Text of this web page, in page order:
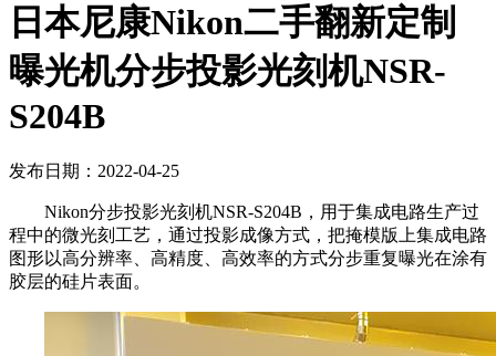
日本尼康Nikon二手翻新定制
曝光机分步投影光刻机NSR-
S204B
发布日期：2022-04-25
Nikon分步投影光刻机NSR-S204B，用于集成电路生产过
程中的微光刻工艺，通过投影成像方式，把掩模版上集成电路
图形以高分辨率、高精度、高效率的方式分步重复曝光在涂有
胶层的硅片表面。